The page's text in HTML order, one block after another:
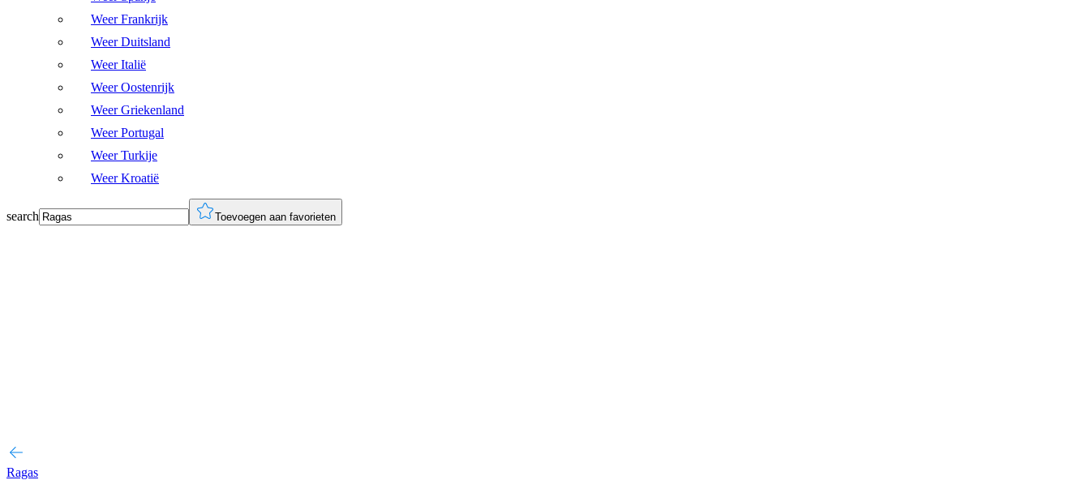
Weer Frankrijk
Weer Duitsland
Weer Italië
Weer Oostenrijk
Weer Griekenland
Weer Portugal
Weer Turkije
Weer Kroatië
search Toevoegen aan favorieten
Ragas